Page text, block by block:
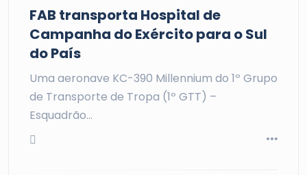
FAB transporta Hospital de
Campanha do Exército para o Sul
do País
Uma aeronave KC-390 Millennium do 1º Grupo
de Transporte de Tropa (1º GTT) –
Esquadrão…